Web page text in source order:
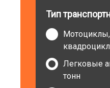
Тип
Легковые
тонн